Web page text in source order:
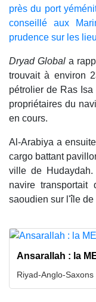
près du port
conseillé aux
prudence sur les
Dryad Global a
trouvait à environ
pétrolier de Ras
propriétaires du
en cours.
Al-Arabiya a
cargo battant
ville de
navire transportait
saoudien sur l'île de
Ansarallah : la
Riyad-Anglo-